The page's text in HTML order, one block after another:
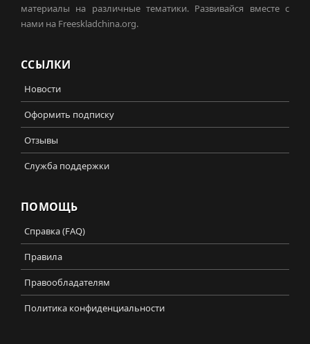
материалы на различные тематики. Развивайся вместе с
нами на Freeskladchina.org.
ССЫЛКИ
Новости
Оформить подписку
Отзывы
Служба поддержки
ПОМОЩЬ
Справка (FAQ)
Правила
Правообладателям
Политика конфиденциальности